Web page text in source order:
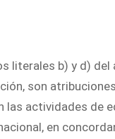
literales b) y d)
son
las actividades de
en